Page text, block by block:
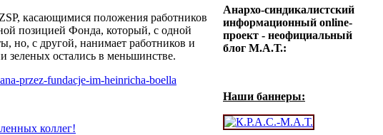
касающимися положения работников
позицией Фонда, который, с одной
но, с другой, нанимает работников и
зеленых остались в меньшинстве.
przez-fundacje-im-heinricha-boella
коллег!
Анархо-синдикалистский
информационный online-
проект - неофициальный
блог М.А.Т.:
Наши баннеры: